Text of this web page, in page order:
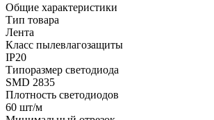
Общие характеристики
Тип товара
Лента
Класс пылевлагозащиты
IP20
Типоразмер светодиода
SMD 2835
Плотность светодиодов
60 шт/м